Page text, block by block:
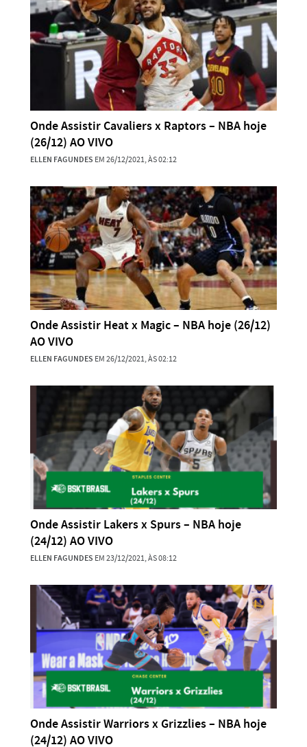
Onde Assistir Cavaliers x Raptors – NBA hoje
(26/12) AO VIVO
ELLEN FAGUNDES EM 26/12/2021, ÀS 02:12
Onde Assistir Heat x Magic – NBA hoje (26/12)
AO VIVO
ELLEN FAGUNDES EM 26/12/2021, ÀS 02:12
Onde Assistir Lakers x Spurs – NBA hoje
(24/12) AO VIVO
ELLEN FAGUNDES EM 23/12/2021, ÀS 08:12
Onde Assistir Warriors x Grizzlies – NBA hoje
(24/12) AO VIVO